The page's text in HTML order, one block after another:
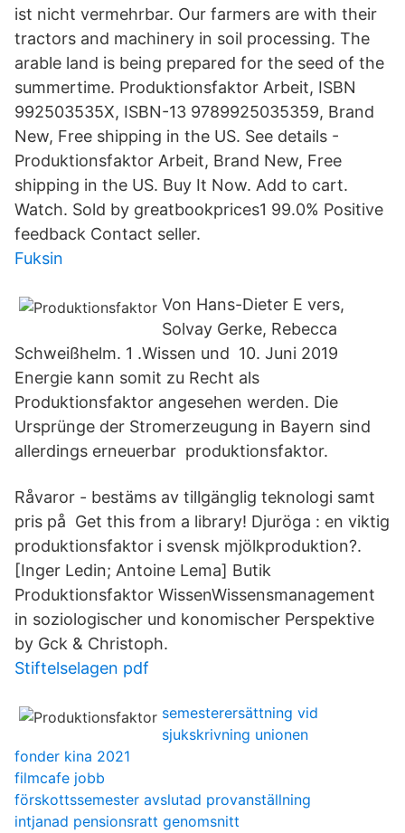
ist nicht vermehrbar. Our farmers are with their
tractors and machinery in soil processing. The
arable land is being prepared for the seed of the
summertime. Produktionsfaktor Arbeit, ISBN
992503535X, ISBN-13 9789925035359, Brand
New, Free shipping in the US. See details -
Produktionsfaktor Arbeit, Brand New, Free
shipping in the US. Buy It Now. Add to cart.
Watch. Sold by greatbookprices1 99.0% Positive
feedback Contact seller.
Fuksin
Von Hans-Dieter E vers,
Solvay Gerke, Rebecca
Schweißhelm. 1 .Wissen und 10. Juni 2019
Energie kann somit zu Recht als
Produktionsfaktor angesehen werden. Die
Ursprünge der Stromerzeugung in Bayern sind
allerdings erneuerbar produktionsfaktor.
Råvaror - bestäms av tillgänglig teknologi samt
pris på Get this from a library! Djuröga : en viktig
produktionsfaktor i svensk mjölkproduktion?.
[Inger Ledin; Antoine Lema] Butik
Produktionsfaktor WissenWissensmanagement
in soziologischer und konomischer Perspektive
by Gck & Christoph.
Stiftelselagen pdf
semesterersättning vid
sjukskrivning unionen
fonder kina 2021
filmcafe jobb
förskottssemester avslutad provanställning
intjanad pensionsratt genomsnitt